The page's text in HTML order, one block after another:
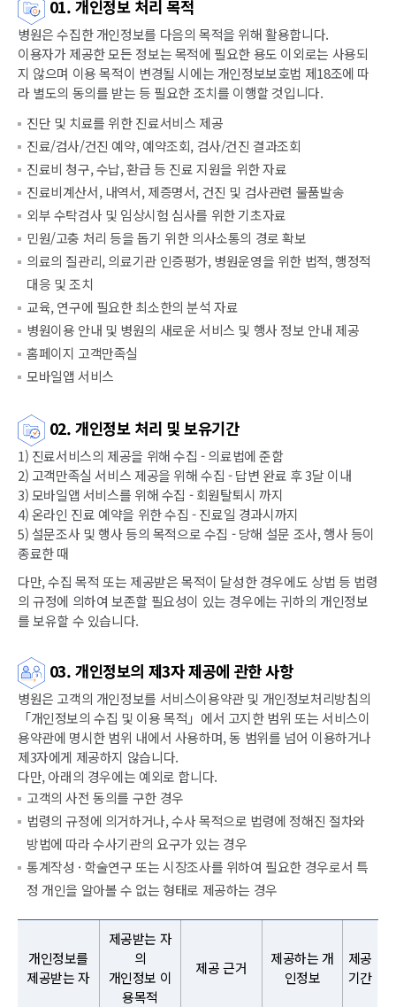
01. 개인정보 처리 목적
병원은 수집한 개인정보를 다음의 목적을 위해 활용합니다.
이용자가 제공한 모든 정보는 목적에 필요한 용도 이외로는 사용되
지 않으며 이용 목적이 변경될 시에는 개인정보보호법 제18조에 따
라 별도의 동의를 받는 등 필요한 조치를 이행할 것입니다.
진단 및 치료를 위한 진료서비스 제공
진료/검사/건진 예약, 예약조회, 검사/건진 결과조회
진료비 청구, 수납, 환급 등 진료 지원을 위한 자료
진료비계산서, 내역서, 제증명서, 건진 및 검사관련 물품발송
외부 수탁검사 및 임상시험 심사를 위한 기초자료
민원/고충 처리 등을 돕기 위한 의사소통의 경로 확보
의료의 질관리, 의료기관 인증평가, 병원운영을 위한 법적, 행정적
대응 및 조치
교육, 연구에 필요한 최소한의 분석 자료
병원이용 안내 및 병원의 새로운 서비스 및 행사 정보 안내 제공
홈페이지 고객만족실
모바일앱 서비스
02. 개인정보 처리 및 보유기간
1) 진료서비스의 제공을 위해 수집 - 의료법에 준함
2) 고객만족실 서비스 제공을 위해 수집 - 답변 완료 후 3달 이내
3) 모바일앱 서비스를 위해 수집 - 회원탈퇴시 까지
4) 온라인 진료 예약을 위한 수집 - 진료일 경과시까지
5) 설문조사 및 행사 등의 목적으로 수집 - 당해 설문 조사, 행사 등이
종료한 때
다만, 수집 목적 또는 제공받은 목적이 달성한 경우에도 상법 등 법령
의 규정에 의하여 보존할 필요성이 있는 경우에는 귀하의 개인정보
를 보유할 수 있습니다.
03. 개인정보의 제3자 제공에 관한 사항
병원은 고객의 개인정보를 서비스이용약관 및 개인정보처리방침의
「개인정보의 수집 및 이용 목적」에서 고지한 범위 또는 서비스이
용약관에 명시한 범위 내에서 사용하며, 동 범위를 넘어 이용하거나
제3자에게 제공하지 않습니다.
다만, 아래의 경우에는 예외로 합니다.
고객의 사전 동의를 구한 경우
법령의 규정에 의거하거나, 수사 목적으로 법령에 정해진 절차와
방법에 따라 수사기관의 요구가 있는 경우
통계작성 · 학술연구 또는 시장조사를 위하여 필요한 경우로서 특
정 개인을 알아볼 수 없는 형태로 제공하는 경우
개인정보를
제공받는 자
제공받는 자
의
개인정보 이
용목적
제공 근거
제공하는 개
인정보
제공
기간